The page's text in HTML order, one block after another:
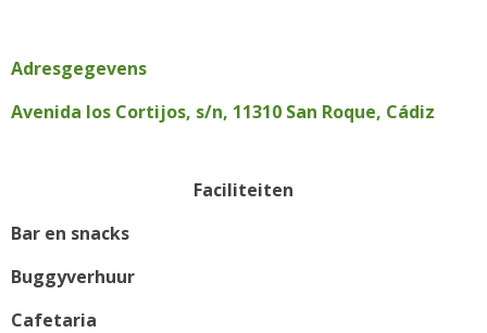
Adresgegevens
Avenida los Cortijos, s/n, 11310 San Roque, Cádiz
Faciliteiten
Bar en snacks
Buggyverhuur
Cafetaria